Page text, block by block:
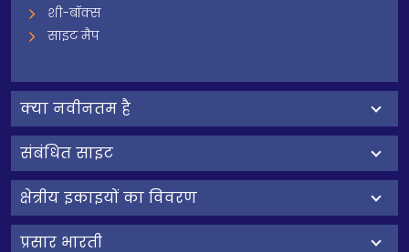
शी-बॉक्स
साइट मैप
क्‍या नवीनतम है
संबंधित साइट
क्षेत्रीय इकाइयों का विवरण
प्रसार भारती